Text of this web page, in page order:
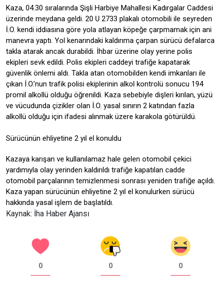
Kaza, 04.30 sıralarında Şişli Harbiye Mahallesi Kadırgalar Caddesi
üzerinde meydana geldi. 20 U 2733 plakalı otomobili ile seyreden
İ.O. kendi iddiasına göre yola atlayan köpeğe çarpmamak için ani
manevra yaptı. Yol kenarındaki kaldırıma çarpan sürücü defalarca
takla atarak ancak durabildi. İhbar üzerine olay yerine polis
ekipleri sevk edildi. Polis ekipleri caddeyi trafiğe kapatarak
güvenlik önlemi aldı. Takla atan otomobilden kendi imkanları ile
çıkan İ.O.’nun trafik polisi ekiplerinin alkol kontrolü sonucu 194
promil alkollü olduğu öğrenildi. Kaza sebebiyle dişleri kırılan, yüzü
ve vücudunda çizikler olan İ.O. yasal sınırın 2 katından fazla
alkollü olduğu için ifadesi alınmak üzere karakola götürüldü.
Sürücünün ehliyetine 2 yıl el konuldu
Kazaya karışan ve kullanılamaz hale gelen otomobil çekici
yardımıyla olay yerinden kaldırıldı trafiğe kapatılan cadde
otomobil parçalarının temizlenmesi sonrası yeniden trafiğe açıldı.
Kaza yapan sürücünün ehliyetine 2 yıl el konulurken sürücü
hakkında yasal işlem de başlatıldı.
Kaynak: İha Haber Ajansı
0 0 0